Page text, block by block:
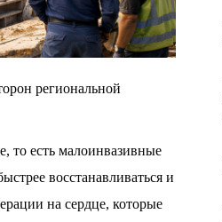
региональной
то есть малоинвазивные
восстанавливаться и
на сердце, которые